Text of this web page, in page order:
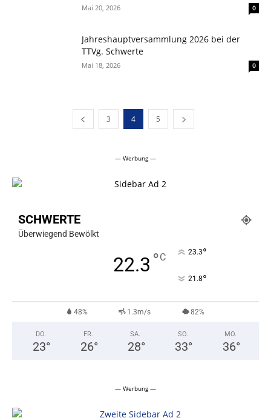
Mai 20, 2026 0
Jahreshauptversammlung 2026 bei der
TTVg. Schwerte
Mai 18, 2026 0
3 4 5
— Werbung —
SCHWERTE
Überwiegend Bewölkt
22.3 °C 23.3°
21.8°
48% 1.3m/s 82%
DO.
23°
FR.
26°
SA.
28°
SO.
33°
MO.
36°
— Werbung —